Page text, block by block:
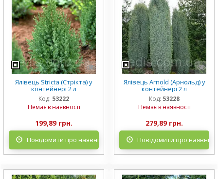
Ялівець Stricta (Стрікта) у
контейнері 2 л
Код: 53222
Немає в наявності
199,89 грн.
Повідомити про наявність
Ялівець Arnold (Арнольд) у
контейнері 2 л
Код: 53228
Немає в наявності
279,89 грн.
Повідомити про